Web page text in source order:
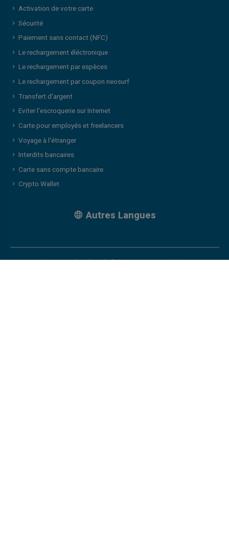
Activation de votre carte
Sécurité
Paiement sans contact (NFC)
Le rechargement éléctronique
Le rechargement par espèces
Le rechargement par coupon neosurf
Transfert d'argent
Eviter l’escroquerie sur Internet
Carte pour employés et freelancers
Voyage à l'étranger
Interdits bancaires
Carte sans compte bancaire
Crypto Wallet
Autres Langues
Veritas card, a registered trademark of Klopercom, is a fintech that aims to